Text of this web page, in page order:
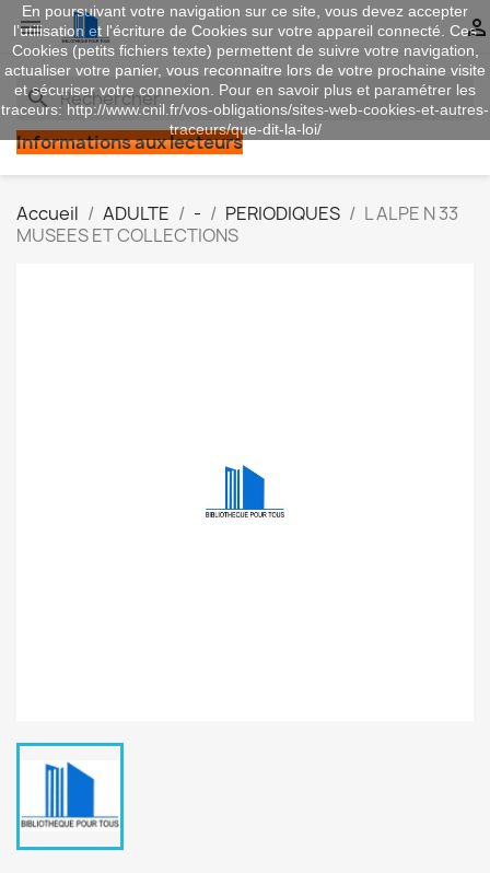
 
search
Informations aux lecteurs
Accueil ADULTE - PERIODIQUES
L ALPE N 33
MUSEES ET COLLECTIONS
En poursuivant votre navigation sur ce site, vous devez accepter
l’utilisation et l'écriture de Cookies sur votre appareil connecté. Ces
Cookies (petits fichiers texte) permettent de suivre votre navigation,
actualiser votre panier, vous reconnaitre lors de votre prochaine visite
et sécuriser votre connexion. Pour en savoir plus et paramétrer les
traceurs: http://www.cnil.fr/vos-obligations/sites-web-cookies-et-autres-
traceurs/que-dit-la-loi/